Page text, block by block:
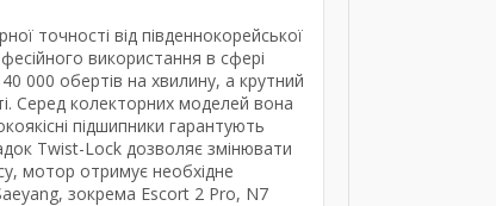
точності від південнокорейської
використання в сфері
000 обертів на хвилину, а крутний
Серед колекторних моделей вона
підшипники гарантують
Twist-Lock дозволяє змінювати
мотор отримує необхідне
зокрема Escort 2 Pro, N7